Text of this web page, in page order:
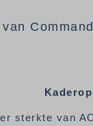
sterkte van